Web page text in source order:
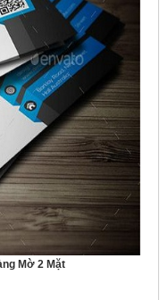
Mờ 2 Mặt